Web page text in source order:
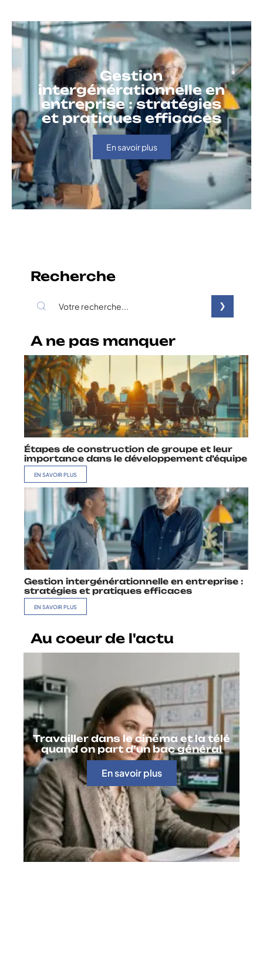
Gestion
intergénérationnelle en
entreprise : stratégies
et pratiques efficaces
En savoir plus
Recherche
A ne pas manquer
Étapes de construction de groupe et leur
importance dans le développement d’équipe
EN SAVOIR PLUS
Gestion intergénérationnelle en entreprise :
stratégies et pratiques efficaces
EN SAVOIR PLUS
Au coeur de l'actu
Travailler dans le cinéma et la télé
quand on part d’un bac général
En savoir plus